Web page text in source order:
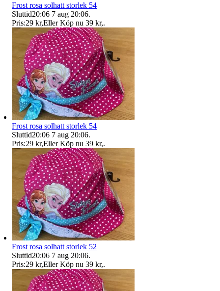
Frost rosa solhatt storlek 54
Sluttid20:06 7 aug 20:06.
Pris:29 kr,Eller Köp nu 39 kr,.
Frost rosa solhatt storlek 54
Sluttid20:06 7 aug 20:06.
Pris:29 kr,Eller Köp nu 39 kr,.
Frost rosa solhatt storlek 52
Sluttid20:06 7 aug 20:06.
Pris:29 kr,Eller Köp nu 39 kr,.